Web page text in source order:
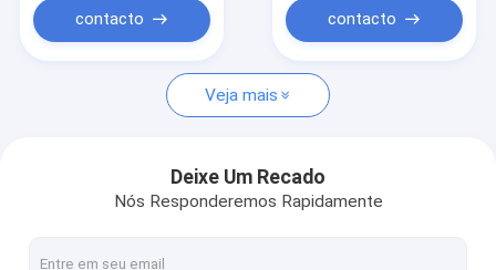
Casos
Racking de aço da pálete
Racking seletivo da pálete
Movimentação no racking da pálete
contacto contacto
Veja mais
Deixe Um Recado
Nós Responderemos Rapidamente